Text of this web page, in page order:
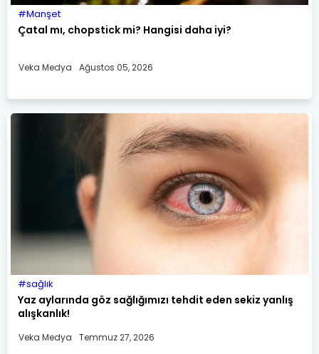
Manşet
Çatal mı, chopstick mi? Hangisi daha iyi?
Veka Medya Ağustos 05, 2026
sağlık
Yaz aylarında göz sağlığımızı tehdit eden sekiz yanlış
alışkanlık!
Veka Medya Temmuz 27, 2026